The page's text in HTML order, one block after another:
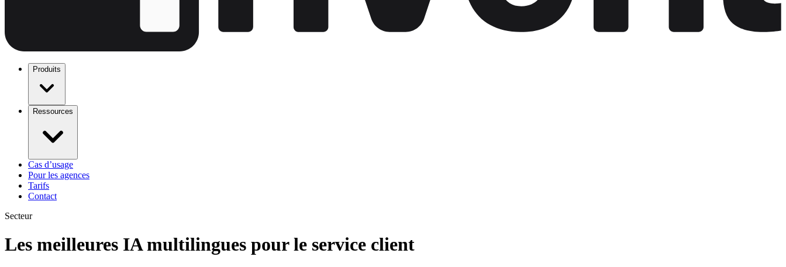
Produits
Ressources
Cas d’usage
Pour les agences
Tarifs
Contact
Secteur
Les meilleures IA multilingues pour le service client